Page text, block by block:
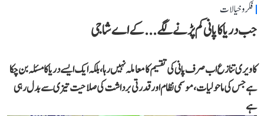
فکر و خیالات
جب دریا کا پانی کم پڑنے لگے...کے اے شاجی
کاویری تنازع اب صرف پانی کی تقسیم کا معاملہ نہیں رہا، بلکہ ایک ایسے دریا کا مسئلہ بن چکا
ہے جس کی ماحولیات، موسمی نظام اور قدرتی برداشت کی صلاحیت تیزی سے بدل رہی
ہے